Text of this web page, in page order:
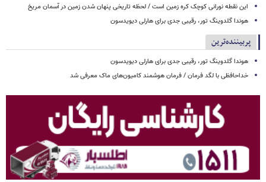
این نقطه نورانی کوچک کره زمین است / لحظه تاریخی پنهان شدن زمین در آسمان مریخ
هوندا گلدوینگ تور، رقیبی جدی برای هارلی دیویدسون
پربیننده‌ترین
هوندا گلدوینگ تور، رقیبی جدی برای هارلی دیویدسون
خداحافظی با لگد فرمان / فرمان هوشمند کامیون‌های ماک معرفی شد